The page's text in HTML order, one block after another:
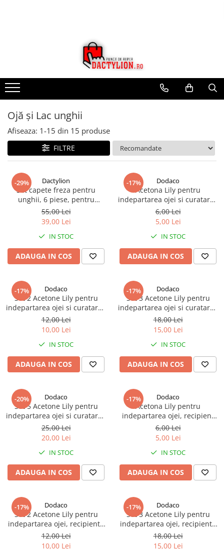
Ojă și Lac unghii
Afiseaza: 1-15 din 15 produse
FILTRE
-29% Dactylion
Set capete freza pentru
unghii, 6 piese, pentru
manichiura si pedichiura,
abrazive si diamantate
55,00 Lei
39,00 Lei
IN STOC
ADAUGA IN COS
-17% Dodaco
Acetona Lily pentru
indepartarea ojei si curatarea
unghiilor, 50 ml
6,00 Lei
5,00 Lei
IN STOC
ADAUGA IN COS
-17% Dodaco
Set 2 Acetone Lily pentru
indepartarea ojei si curatarea
unghiilor, 50 ml fiecare
12,00 Lei
10,00 Lei
IN STOC
ADAUGA IN COS
-17% Dodaco
Set 3 Acetone Lily pentru
indepartarea ojei si curatarea
unghiilor, 50 ml fiecare
18,00 Lei
15,00 Lei
IN STOC
ADAUGA IN COS
-20% Dodaco
Set 5 Acetone Lily pentru
indepartarea ojei si curatarea
unghiilor, 50 ml fiecare
25,00 Lei
20,00 Lei
IN STOC
ADAUGA IN COS
-17% Dodaco
Acetona Lily pentru
indepartarea ojei, recipient
din sticla, 50 ml
6,00 Lei
5,00 Lei
IN STOC
ADAUGA IN COS
-17% Dodaco
Set 2 Acetone Lily pentru
indepartarea ojei, recipiente
din sticla, 50 ml fiecare
12,00 Lei
10,00 Lei
-17% Dodaco
Set 3 Acetone Lily pentru
indepartarea ojei, recipiente
din sticla, 50 ml fiecare
18,00 Lei
15,00 Lei